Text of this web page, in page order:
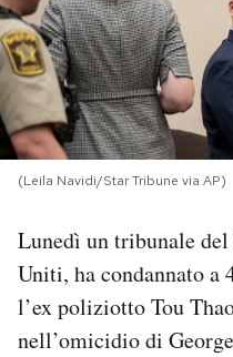
NEWSLETTER
I MIEI PREFERITI
SHOP
CALENDARIO
AREA PERSONALE
(Leila Navidi/Star Tribune via AP)
Lunedì un tribunale
Uniti, ha condannato a
l’ex poliziotto Tou
nell’omicidio di